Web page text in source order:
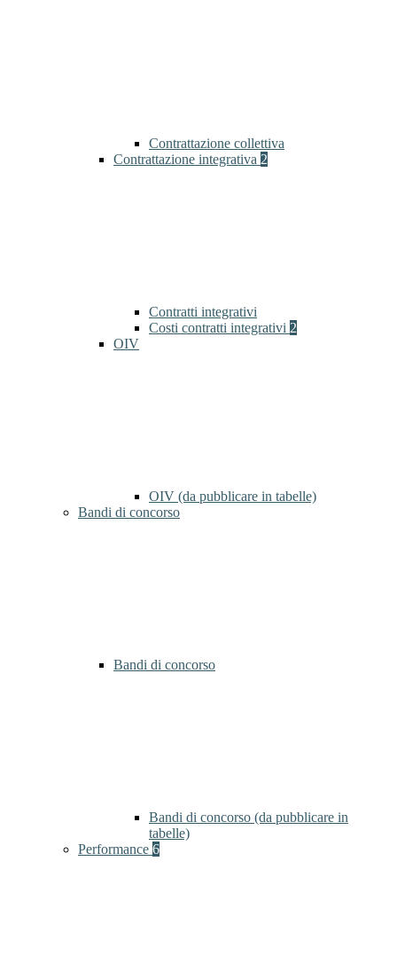
Contrattazione collettiva
Contrattazione integrativa 2
Contratti integrativi
Costi contratti integrativi 2
OIV
OIV (da pubblicare in tabelle)
Bandi di concorso
Bandi di concorso
Bandi di concorso (da pubblicare in
tabelle)
Performance 6